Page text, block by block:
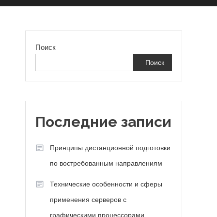
Поиск
Поиск
Последние записи
Принципы дистанционной подготовки
по востребованным направлениям
Технические особенности и сферы
применения серверов с
графическими процессорами